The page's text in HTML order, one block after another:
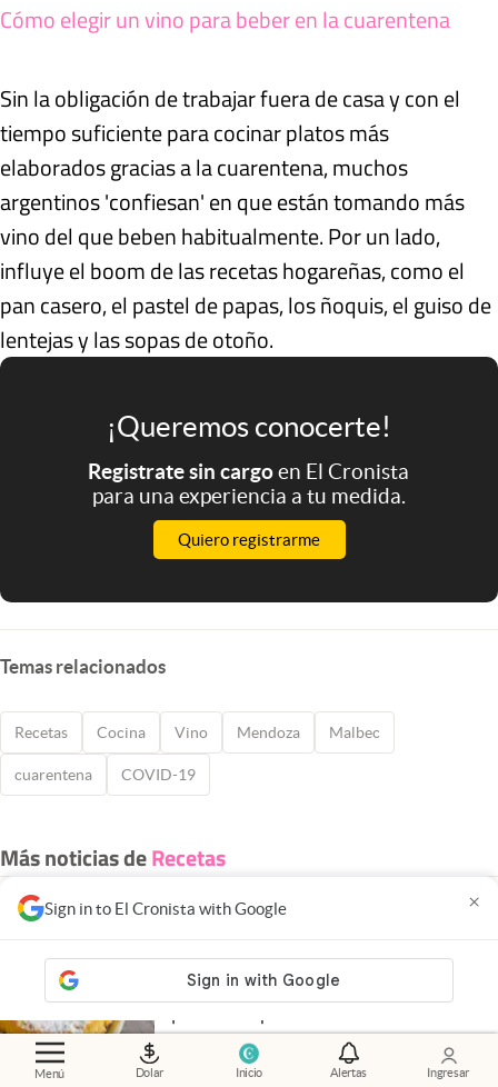
Menú Dolar Inicio Alertas Ingresar
Sign in to El Cronista with Google ×
Cómo elegir un vino para beber en la cuarentena
Sin la obligación de trabajar fuera de casa y con el
tiempo suficiente para cocinar platos más
elaborados gracias a la cuarentena, muchos
argentinos 'confiesan' en que están tomando más
vino del que beben habitualmente. Por un lado,
influye el boom de las recetas hogareñas, como el
pan casero, el pastel de papas, los ñoquis, el guiso de
lentejas y las sopas de otoño.
¡Queremos conocerte!
Registrate sin cargoen El Cronista
para una experiencia a tu medida.
Quiero registrarme
Temas relacionados
Recetas Cocina Vino Mendoza Malbec
cuarentena COVID-19
Más noticias deRecetas
Tarta de Santiago: la receta única de
las abuelas que se prepara en
menos de 1 hora y es fundamental
para cualquier merienda
jueves, 06 de Agosto